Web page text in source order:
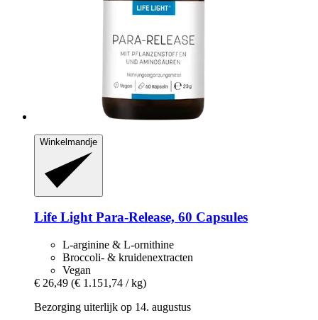
Winkelmandje
Life LightPara-​Release, 60 Capsules
L-arginine & L-ornithine
Broccoli- & kruidenextracten
Vegan
€ 26,49 (€ 1.151,74 / kg)
Bezorging uiterlijk op 14. augustus